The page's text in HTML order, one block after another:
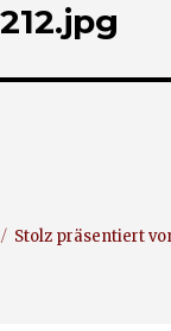
Stolz präsentiert